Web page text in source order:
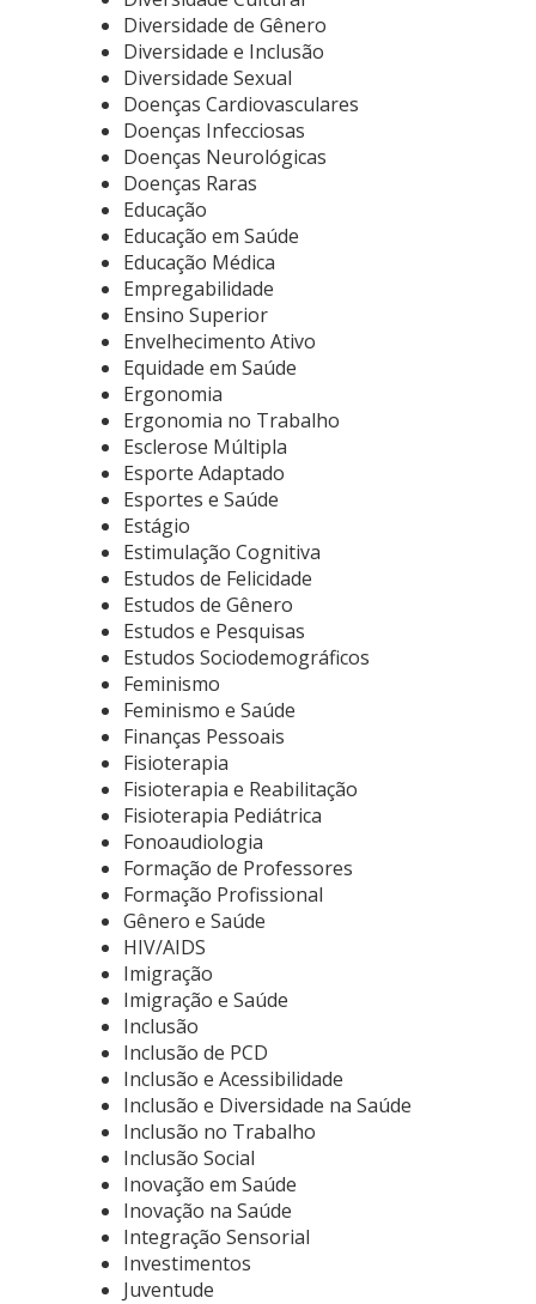
Diversidade de Gênero
Diversidade e Inclusão
Diversidade Sexual
Doenças Cardiovasculares
Doenças Infecciosas
Doenças Neurológicas
Doenças Raras
Educação
Educação em Saúde
Educação Médica
Empregabilidade
Ensino Superior
Envelhecimento Ativo
Equidade em Saúde
Ergonomia
Ergonomia no Trabalho
Esclerose Múltipla
Esporte Adaptado
Esportes e Saúde
Estágio
Estimulação Cognitiva
Estudos de Felicidade
Estudos de Gênero
Estudos e Pesquisas
Estudos Sociodemográficos
Feminismo
Feminismo e Saúde
Finanças Pessoais
Fisioterapia
Fisioterapia e Reabilitação
Fisioterapia Pediátrica
Fonoaudiologia
Formação de Professores
Formação Profissional
Gênero e Saúde
HIV/AIDS
Imigração
Imigração e Saúde
Inclusão
Inclusão de PCD
Inclusão e Acessibilidade
Inclusão e Diversidade na Saúde
Inclusão no Trabalho
Inclusão Social
Inovação em Saúde
Inovação na Saúde
Integração Sensorial
Investimentos
Juventude